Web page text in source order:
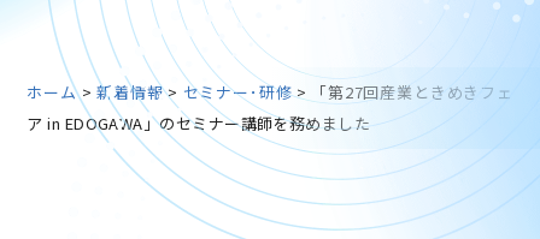
ホーム>新着情報> セミナー･研修>
「第27回産業ときめきフェ
ア in EDOGAWA」のセミナー講師を務めました